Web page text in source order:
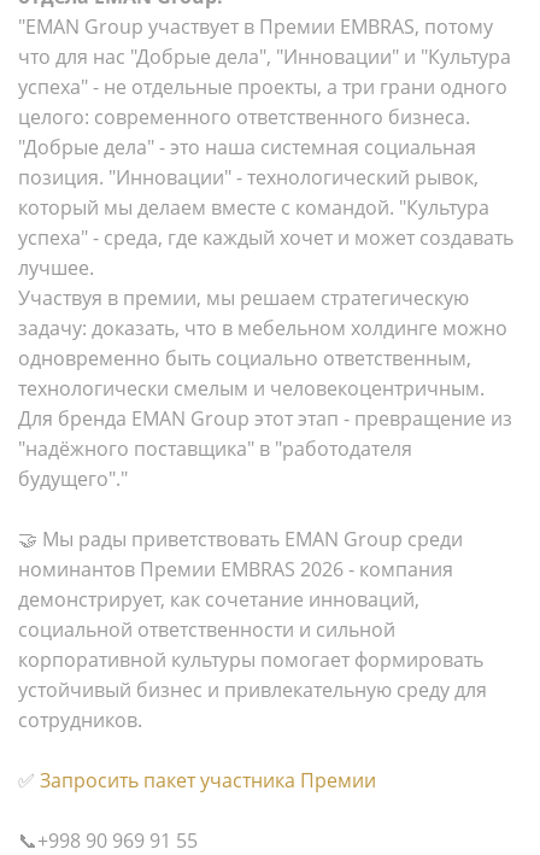
"EMAN Group участвует в Премии EMBRAS, потому
что для нас "Добрые дела", "Инновации" и "Культура
успеха" - не отдельные проекты, а три грани одного
целого: современного ответственного бизнеса.
"Добрые дела" - это наша системная социальная
позиция. "Инновации" - технологический рывок,
который мы делаем вместе с командой. "Культура
успеха" - среда, где каждый хочет и может создавать
лучшее.
Участвуя в премии, мы решаем стратегическую
задачу: доказать, что в мебельном холдинге можно
одновременно быть социально ответственным,
технологически смелым и человекоцентричным.
Для бренда EMAN Group этот этап - превращение из
"надёжного поставщика" в "работодателя
будущего"."
🤝 Мы рады приветствовать EMAN Group среди
номинантов Премии EMBRAS 2026 - компания
демонстрирует, как сочетание инноваций,
социальной ответственности и сильной
корпоративной культуры помогает формировать
устойчивый бизнес и привлекательную среду для
сотрудников.
✅ Запросить пакет участника Премии
📞+998 90 969 91 55